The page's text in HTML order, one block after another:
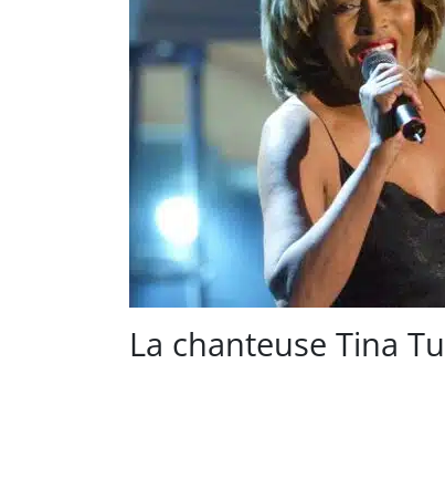
La chanteuse Tina